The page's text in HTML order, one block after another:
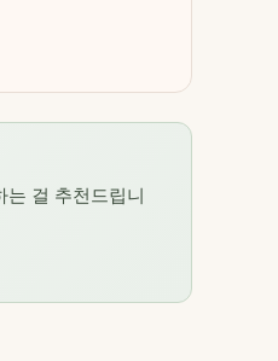
는 걸 추천드립니